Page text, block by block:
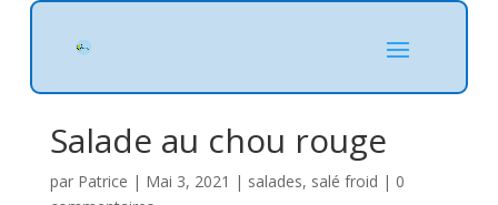
Salade au chou rouge
par Patrice | Mai 3, 2021 | salades, salé froid | 0